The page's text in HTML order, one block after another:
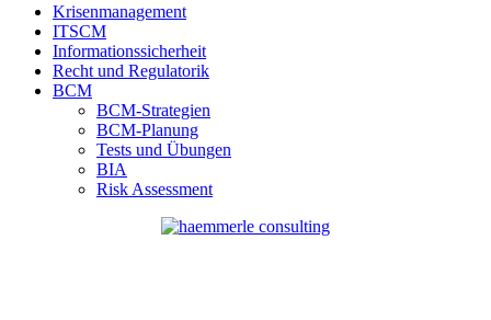
Krisenmanagement
ITSCM
Informationssicherheit
Recht und Regulatorik
BCM
BCM-Strategien
BCM-Planung
Tests und Übungen
BIA
Risk Assessment